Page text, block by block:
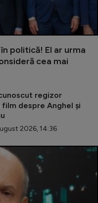
politică! El ar urma
cea mai
regizor
film despre Anghel și
2026, 14:36